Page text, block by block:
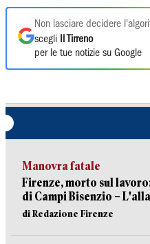
Non lasciare decidere
scegli
Il Tirreno
per le tue notizie su Google
Manovra fatale
Firenze, morto sul
di Campi Bisenzio –
di Redazione Firenze